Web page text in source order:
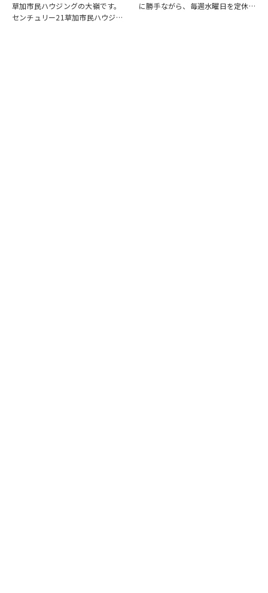
草加市民ハウジングの大嶺です。
センチュリー21草加市民ハウジン
に勝手ながら、毎週水曜日を定休日